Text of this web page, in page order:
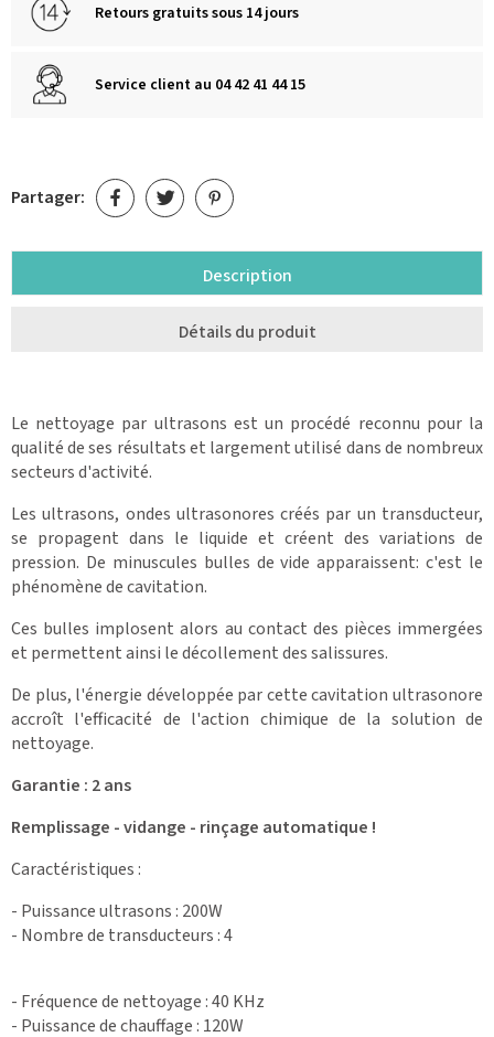
Retours gratuits sous 14 jours
Service client au 04 42 41 44 15
Partager:
Description
Détails du produit
Le nettoyage par ultrasons est un procédé reconnu pour la
qualité de ses résultats et largement utilisé dans de nombreux
secteurs d'activité.
Les ultrasons, ondes ultrasonores créés par un transducteur,
se propagent dans le liquide et créent des variations de
pression. De minuscules bulles de vide apparaissent: c'est le
phénomène de cavitation.
Ces bulles implosent alors au contact des pièces immergées
et permettent ainsi le décollement des salissures.
De plus, l'énergie développée par cette cavitation ultrasonore
accroît l'efficacité de l'action chimique de la solution de
nettoyage.
Garantie : 2 ans
Remplissage - vidange - rinçage automatique !
Caractéristiques :
- Puissance ultrasons : 200W
- Nombre de transducteurs : 4
- Fréquence de nettoyage : 40 KHz
- Puissance de chauffage : 120W